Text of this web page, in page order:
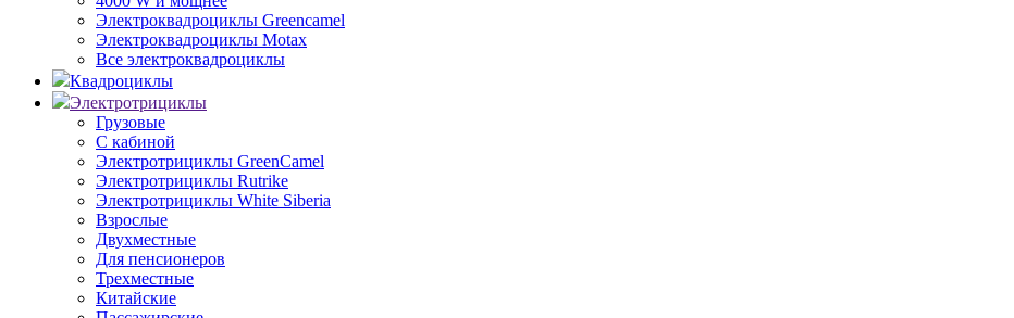
Электроквадроциклы Greencamel
Электроквадроциклы Motax
Все электроквадроциклы
Квадроциклы
Электротрициклы
Грузовые
С кабиной
Электротрициклы GreenCamel
Электротрициклы Rutrike
Электротрициклы White Siberia
Взрослые
Двухместные
Для пенсионеров
Трехместные
Китайские